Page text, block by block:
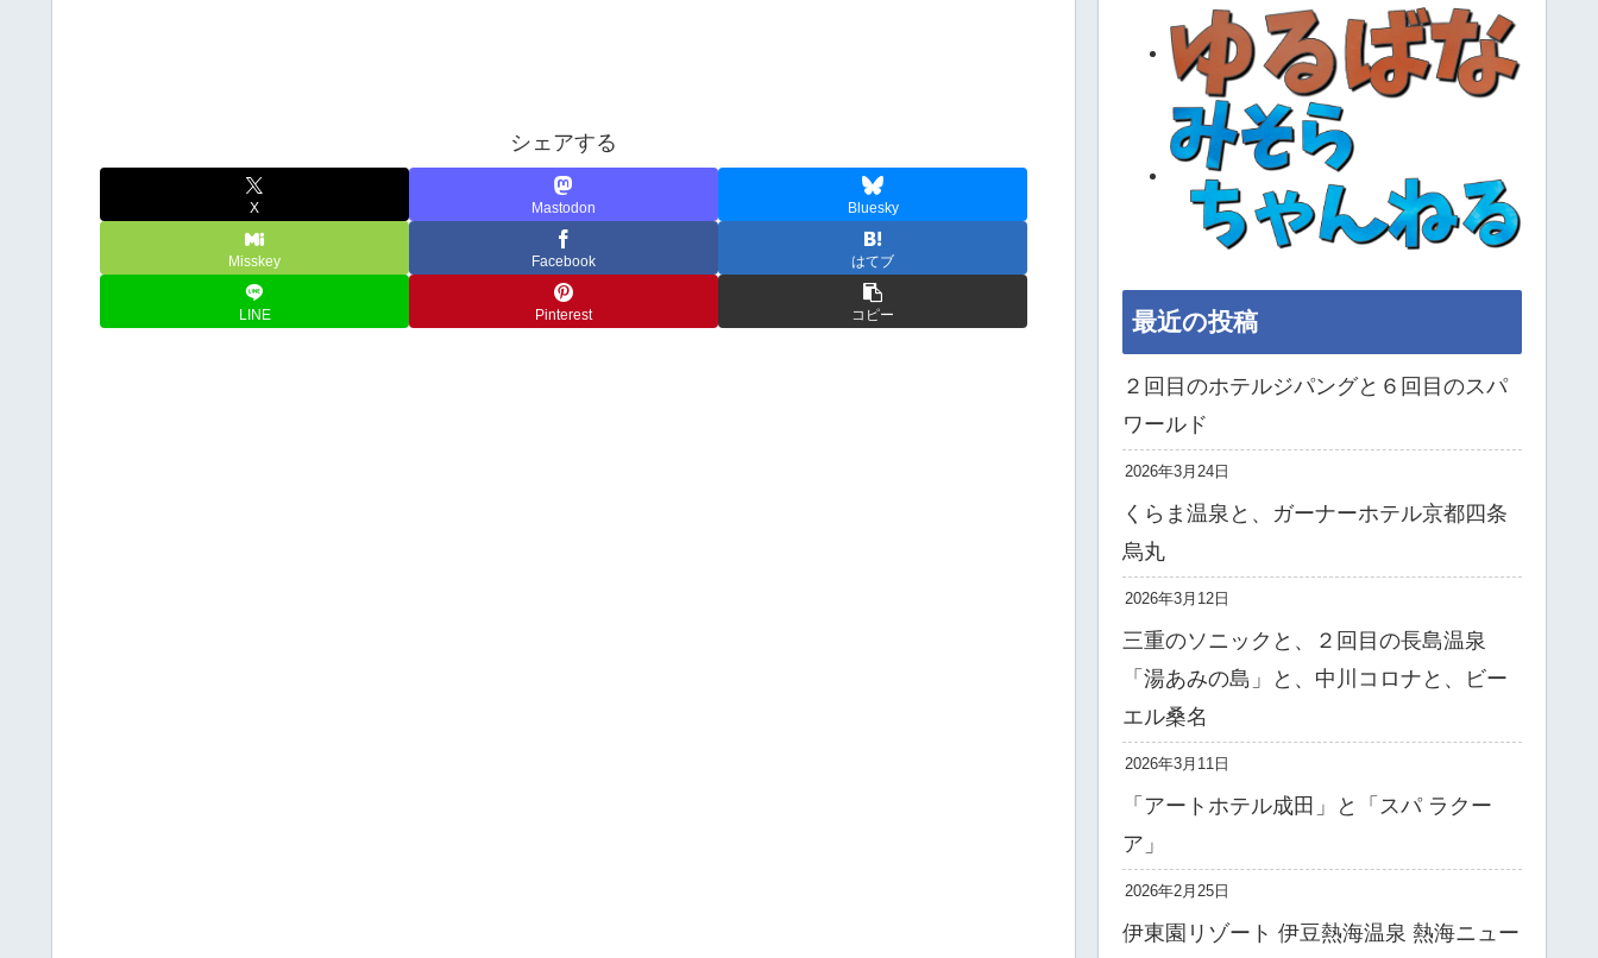
シェアする
X Mastodon Bluesky
Misskey Facebook はてブ
LINE Pinterest コピー 最近の投稿
２回目のホテルジパングと６回目のスパ
ワールド
2026年3月24日
くらま温泉と、ガーナーホテル京都四条
烏丸
2026年3月12日
三重のソニックと、２回目の長島温泉
「湯あみの島」と、中川コロナと、ビー
エル桑名
2026年3月11日
「アートホテル成田」と「スパ ラクー
ア」
2026年2月25日
伊東園リゾート 伊豆熱海温泉 熱海ニュー